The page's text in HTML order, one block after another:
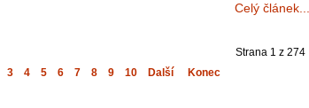
Celý článek...
Strana 1 z 274
3 4 5 6 7 8 9 10 Další Konec